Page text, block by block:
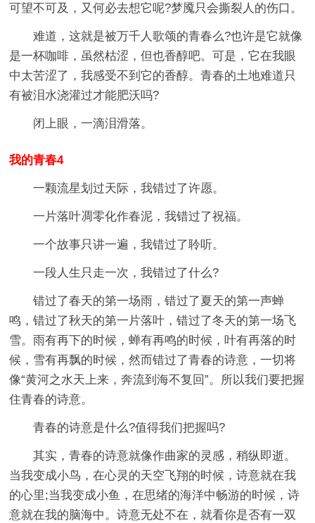
可望不可及，又何必去想它呢?梦魇只会撕裂人的伤口。
难道，这就是被万千人歌颂的青春么?也许是它就像
是一杯咖啡，虽然枯涩，但也香醇吧。可是，它在我眼
中太苦涩了，我感受不到它的香醇。青春的土地难道只
有被泪水浇灌过才能肥沃吗?
闭上眼，一滴泪滑落。
我的青春4
一颗流星划过天际，我错过了许愿。
一片落叶凋零化作春泥，我错过了祝福。
一个故事只讲一遍，我错过了聆听。
一段人生只走一次，我错过了什么?
错过了春天的第一场雨，错过了夏天的第一声蝉
鸣，错过了秋天的第一片落叶，错过了冬天的第一场飞
雪。雨有再下的时候，蝉有再鸣的时候，叶有再落的时
候，雪有再飘的时候，然而错过了青春的诗意，一切将
像“黄河之水天上来，奔流到海不复回”。所以我们要把握
住青春的诗意。
青春的诗意是什么?值得我们把握吗?
其实，青春的诗意就像作曲家的灵感，稍纵即逝。
当我变成小鸟，在心灵的天空飞翔的时候，诗意就在我
的心里;当我变成小鱼，在思绪的海洋中畅游的时候，诗
意就在我的脑海中。诗意无处不在，就看你是否有一双